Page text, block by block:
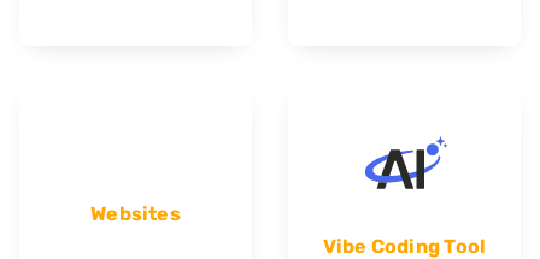
Websites
Vibe Coding Tool